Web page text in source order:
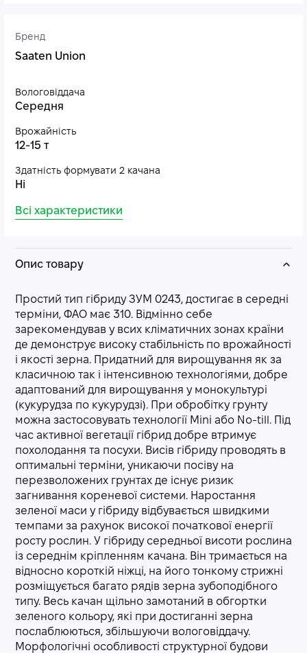
Бренд
Saaten Union
Вологовіддача
Середня
Врожайність
12-15 т
Здатність формувати 2 качана
Ні
Всі характеристики
Опис товару
Простий тип гібриду ЗУМ 0243, достигає в середні
терміни, ФАО має 310. Відмінно себе
зарекомендував у всих кліматичних зонах країни
де демонструє високу стабільність по врожайності
і якості зерна. Придатний для вирощування як за
класичною так і інтенсивною технологіями, добре
адаптований для вирощування у монокультурі
(кукурудза по кукурудзі). При обробітку грунту
можна застосовувать технології Mini або No-till. Під
час активної вегетації гібрид добре втримує
похолодання та посухи. Висів гібриду проводять в
оптимальні терміни, уникаючи посіву на
перезволожених грунтах де існує ризик
загнивання кореневої системи. Наростання
зеленої маси у гібриду відбувається швидкими
темпами за рахунок високої початкової енергії
росту рослин. У гібриду середньої висоти рослина
із середнім кріпленням качана. Він тримається на
відносно короткій ніжці, на його тонкому стрижні
розміщується багато рядів зерна зубоподібного
типу. Весь качан щільно замотаний в обгортки
зеленого кольору, які при достиганні зерна
послаблюються, збільшуючи вологовіддачу.
Морфологічні особливості структурної будови